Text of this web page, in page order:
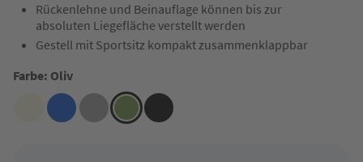
Rückenlehne und Beinauflage können bis zur
absoluten Liegefläche verstellt werden
Gestell mit Sportsitz kompakt zusammenklappbar
Farbe: Oliv